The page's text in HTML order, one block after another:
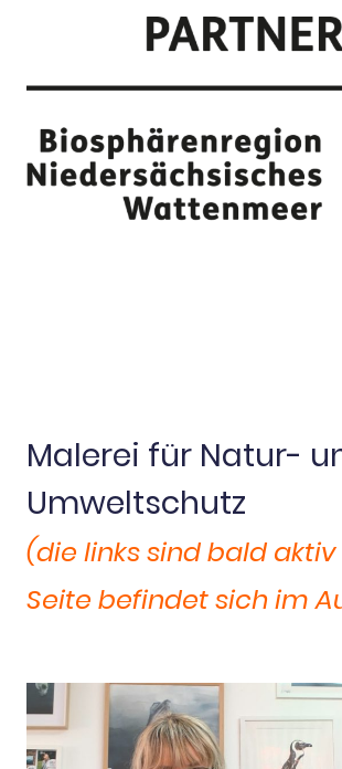
Malerei für Natur-
Umweltschutz
(die links sind bald
Seite befindet sich im